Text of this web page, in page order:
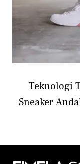
Teknologi
Sneaker